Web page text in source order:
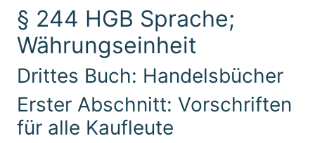
§ 244 HGB Sprache;
Währungseinheit
Drittes Buch: Handelsbücher
Erster Abschnitt: Vorschriften
für alle Kaufleute